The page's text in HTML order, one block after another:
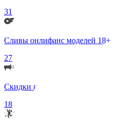
31
Сливы онлифанс моделей 18+
27
Скидки и Акции
18